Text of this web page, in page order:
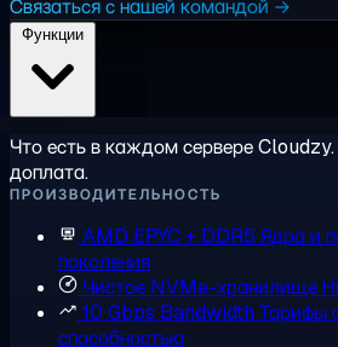
Связаться с нашей командой →
Что есть в каждом сервере
доплата.
ПРОИЗВОДИТЕЛЬНОСТЬ
AMD EPYC + DDR5 Ядра и
поколения
Чистое NVMe-хранилище
10 Gbps Bandwidth Тарифы
способностью